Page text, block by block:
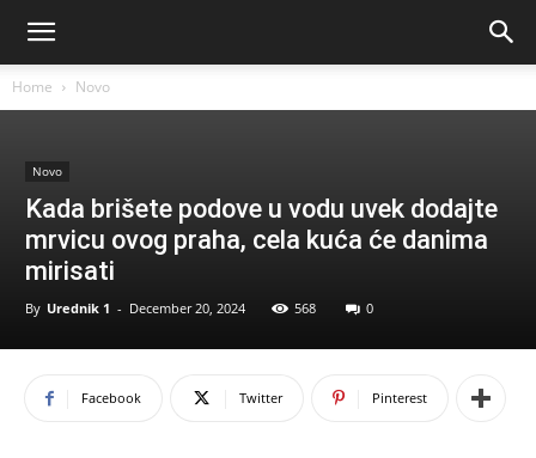
Home Novo
Novo
Kada brišete podove u vodu uvek dodajte
mrvicu ovog praha, cela kuća će danima
mirisati
By Urednik 1 - December 20, 2024 568 0
Facebook Twitter Pinterest